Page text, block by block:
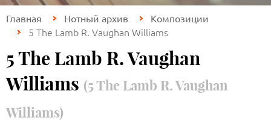
Главная Нотный архив Композиции
5 The Lamb R. Vaughan Williams
5 The Lamb R. Vaughan
Williams (5 The Lamb R. Vaughan
Williams)